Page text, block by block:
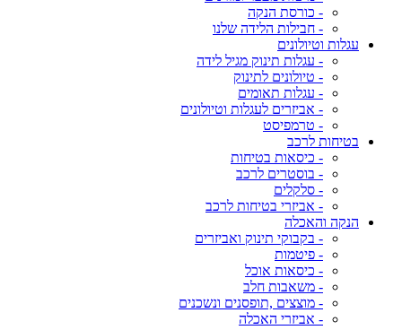
- כורסת הנקה
- חבילות הלידה שלנו
עגלות וטיולונים
- עגלות תינוק מגיל לידה
- טיולונים לתינוק
- עגלות תאומים
- אביזרים לעגלות וטיולונים
- טרמפיסט
בטיחות לרכב
- כיסאות בטיחות
- בוסטרים לרכב
- סלקלים
- אביזרי בטיחות לרכב
הנקה והאכלה
- בקבוקי תינוק ואביזרים
- פיטמות
- כיסאות אוכל
- משאבות חלב
- מוצצים ,תופסנים ונשכנים
- אביזרי האכלה